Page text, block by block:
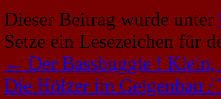
Dieser Beitrag wurde unter
Setze ein Lesezeichen für
← Der Bassbuggie !
Die Hölzer im Geigenbau